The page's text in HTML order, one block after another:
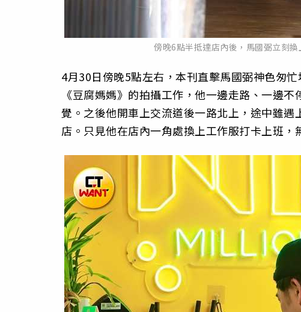
傍晚6點半抵達店內後，馬國弼立刻換
4月30日傍晚5點左右，本刊直擊馬國弼神色匆
《豆腐媽媽》的拍攝工作，他一邊走路、一邊
覺。之後他開車上交流道後一路北上，途中雖
店。只見他在店內一角處換上工作服打卡上班，